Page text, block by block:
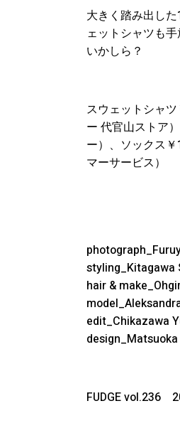
大きく踏み出し
ェットシャツも
いかしら？
スウェットシャ
ー 代官山ストア
ー）、ソックス
マーサービス）
styling_Kitagawa
hair &
edit_Chikazawa
FUDGE vol.236